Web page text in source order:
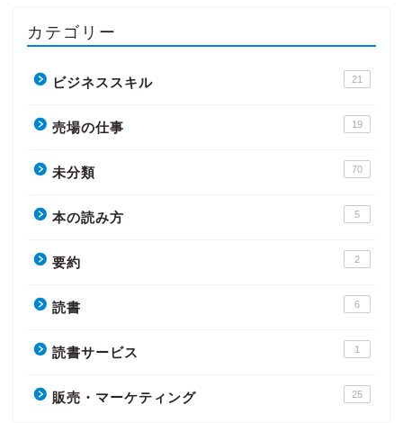
カテゴリー
ビジネススキル 21
売場の仕事 19
未分類 70
本の読み方 5
要約 2
読書 6
読書サービス 1
販売・マーケティング 25